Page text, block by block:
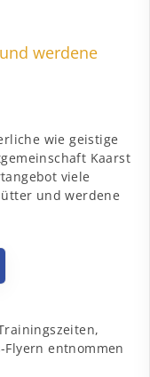
werdene
wie geistige
Kaarst
viele
und werdene
entnommen